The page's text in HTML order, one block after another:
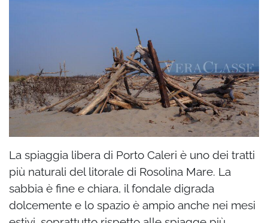
La spiaggia libera di Porto Caleri è uno dei tratti
più naturali del litorale di Rosolina Mare. La
sabbia è fine e chiara, il fondale digrada
dolcemente e lo spazio è ampio anche nei mesi